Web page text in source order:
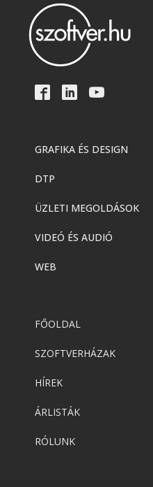
GRAFIKA ÉS DESIGN
DTP
ÜZLETI MEGOLDÁSOK
VIDEÓ ÉS AUDIÓ
WEB
FŐOLDAL
SZOFTVERHÁZAK
HÍREK
ÁRLISTÁK
RÓLUNK